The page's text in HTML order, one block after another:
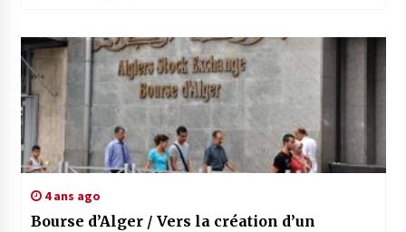
4 ans ago
Bourse d’Alger / Vers la création d’un